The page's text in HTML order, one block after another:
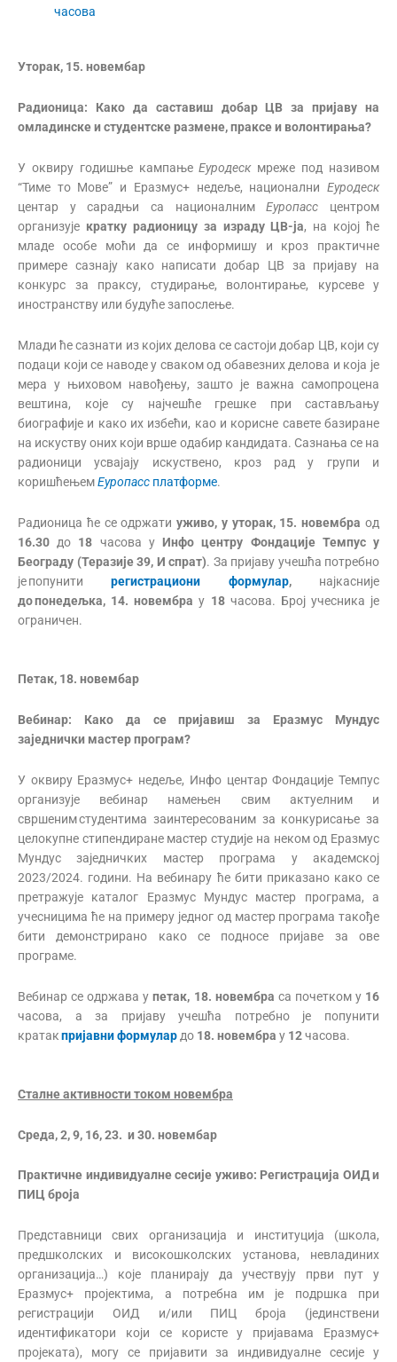
часова
Уторак, 15. новембар
Радионица: Како да саставиш добарЦВ за пријаву на
омладинске и студентске размене, праксе и волонтирања?
У оквиру годишње кампањеЕуродескмреже под називом
“Тиме то Мове” и Еразмус+ недеље, национални Еуродеск
центар у сарадњи са националнимЕуропасс центром
организује кратку радионицу за израдуЦВ-ја, на којој ће
младе особе моћи да се информишу и кроз практичне
примере сазнају како написати добар ЦВ за пријаву на
конкурс за праксу, студирање, волонтирање, курсеве у
иностранству или будуће запослење.
Млади ће сазнати из којих делова се састоји добар ЦВ, који су
подаци који се наводе у сваком од обавезних делова и која је
мера у њиховом навођењу, зашто је важна самопроцена
вештина, које су најчешће грешке при састављању
биографије и како их избећи, као и корисне савете базиране
на искуству оних који врше одабир кандидата. Сазнања се на
радионици усвајају искуствено, кроз рад у групи и
коришћењемЕуропасс платформе.
Радионица ће се одржатиуживо, у уторак, 15. новембра од
16.30 до 18 часова уИнфо центру Фондације Темпус у
Београду (Теразије 39, И спрат). За пријаву учешћа потребно
је попунитирегистрациони формулар,најкасније
до понедељка, 14. новембра у 18часова. Број учесника је
ограничен.
Петак, 18. новембар
Вебинар: Како да се пријавиш за Еразмус Мундус
заједнички мастер програм?
У оквиру Еразмус+ недеље, Инфо центар Фондације Темпус
организује вебинар намењен свим актуелним и
свршеним студентима заинтересованим за конкурисање за
целокупне стипендиране мастер студије на неком од Еразмус
Мундус заједничких мастер програма у академској
2023/2024. години. На вебинару ће бити приказано како се
претражује каталог Еразмус Мундус мастер програма, а
учесницима ће на примеру једног од мастер програма такође
бити демонстрирано како се подносе пријаве за ове
програме.
Вебинар се одржава упетак, 18. новембра са почетком у 16
часова, а за пријаву учешћа потребно је попунити
кратакпријавни формулар до 18. новембра у 12часова.
Сталне активности током новембра
Среда,2, 9, 16, 23. и 30. новембар
Практичне индивидуалне сесије уживо: Регистрација ОИД и
ПИЦ броја
Представници свих организација и институција (школа,
предшколских и високошколских установа, невладиних
организација…) које планирају да учествују први пут у
Еразмус+ пројектима, а потребна им је подршка при
регистрацији ОИД и/или ПИЦ броја (јединствени
идентификатори који се користе у пријавама Еразмус+
пројеката), могу се пријавити за индивидуалне сесије у